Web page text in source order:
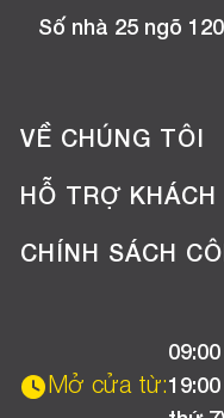
Số nhà 25 ngõ
VỀ CHÚNG TÔI
Giới thiệu công ty
Tuyển dụng
HỖ TRỢ KHÁCH
Hướng dẫn mua hàng
Chương trình khuyến mãi
CHÍNH SÁCH
Chính sách bảo hành
Mở cửa từ:
09:00